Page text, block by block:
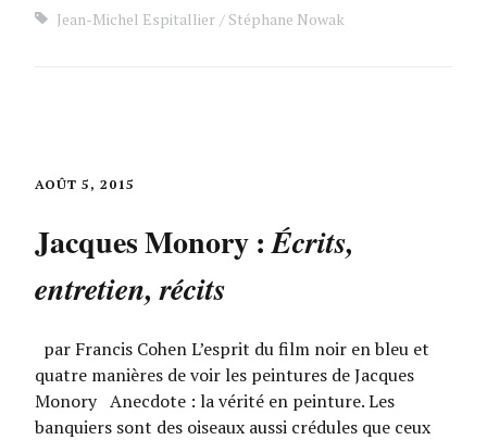
Jean-Michel Espitallier
Stéphane Nowak
AOÛT 5, 2015
Jacques Monory :Écrits,
entretien, récits
par Francis Cohen L’esprit du film noir en bleu et
quatre manières de voir les peintures de Jacques
Monory Anecdote : la vérité en peinture. Les
banquiers sont des oiseaux aussi crédules que ceux